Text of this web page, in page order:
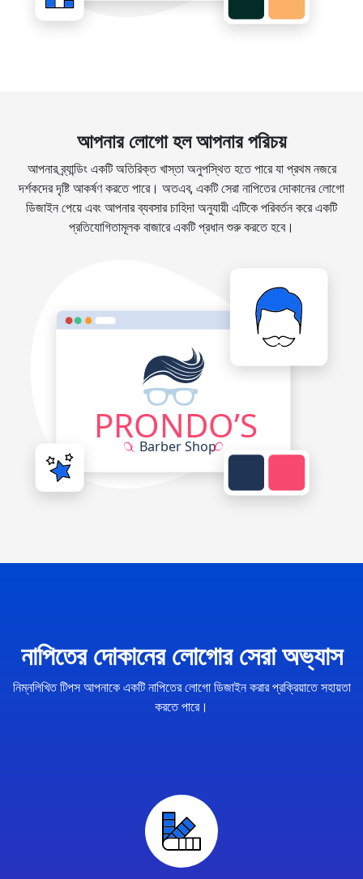
আপনার লোগো হল আপনার পরিচয়
আপনার ব্র্যান্ডিং একটি অতিরিক্ত খাস্তা অনুপস্থিত হতে পারে যা প্রথম নজরে
দর্শকদের দৃষ্টি আকর্ষণ করতে পারে। অতএব, একটি সেরা নাপিতের দোকানের লোগো
ডিজাইন পেয়ে এবং আপনার ব্যবসার চাহিদা অনুযায়ী এটিকে পরিবর্তন করে একটি
প্রতিযোগিতামূলক বাজারে একটি প্রধান শুরু করতে হবে।
নাপিতের দোকানের লোগোর সেরা অভ্যাস
নিম্নলিখিত টিপস আপনাকে একটি নাপিতের লোগো ডিজাইন করার প্রক্রিয়াতে সহায়তা
করতে পারে।